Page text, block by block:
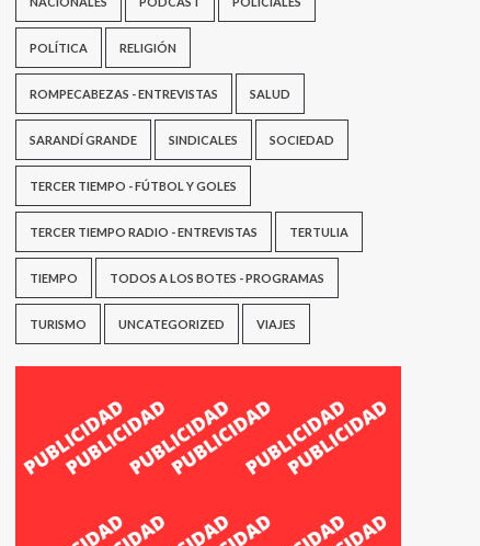
POLÍTICA RELIGIÓN
ROMPECABEZAS - ENTREVISTAS SALUD
SARANDÍ GRANDE SINDICALES SOCIEDAD
TERCER TIEMPO - FÚTBOL Y GOLES
TERCER TIEMPO RADIO - ENTREVISTAS TERTULIA
TIEMPO TODOS A LOS BOTES - PROGRAMAS
TURISMO UNCATEGORIZED VIAJES